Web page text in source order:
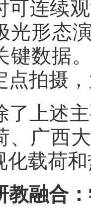
可连续
光形态
键数据
点拍摄
述主
、广西
化载荷
合：